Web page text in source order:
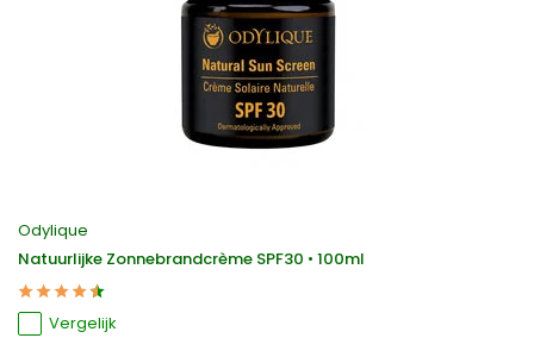
Odylique
Natuurlijke Zonnebrandcrème SPF30 • 100ml
Vergelijk